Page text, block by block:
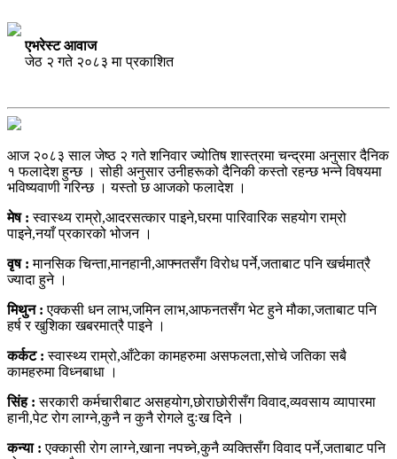
एभरेस्ट आवाज
जेठ २ गते २०८३ मा प्रकाशित
आज २०८३ साल जेष्ठ २ गते शनिवार ज्योतिष शास्त्रमा चन्द्रमा अनुसार दैनिक
१ फलादेश हुन्छ । सोही अनुसार उनीहरूको दैनिकी कस्तो रहन्छ भन्ने विषयमा
भविष्यवाणी गरिन्छ । यस्तो छ आजको फलादेश ।
मेष : स्वास्थ्य राम्रो,आदरसत्कार पाइने,घरमा पारिवारिक सहयोग राम्रो
पाइने,नयाँ प्रकारको भोजन ।
वृष : मानसिक चिन्ता,मानहानी,आफ्नतसँग विरोध पर्ने,जताबाट पनि खर्चमात्रै
ज्यादा हुने ।
मिथुन : एक्कसी धन लाभ,जमिन लाभ,आफनतसँग भेट हुने मौका,जताबाट पनि
हर्ष र खुशिका खबरमात्रै पाइने ।
कर्कट : स्वास्थ्य राम्रो,आँटेका कामहरुमा असफलता,सोचे जतिका सबै
कामहरुमा विध्नबाधा ।
सिंह : सरकारी कर्मचारीबाट असहयोग,छोराछोरीसँग विवाद,व्यवसाय व्यापारमा
हानी,पेट रोग लाग्ने,कुनै न कुनै रोगले दुःख दिने ।
कन्या : एक्कासी रोग लाग्ने,खाना नपच्ने,कुनै व्यक्तिसँग विवाद पर्ने,जताबाट पनि